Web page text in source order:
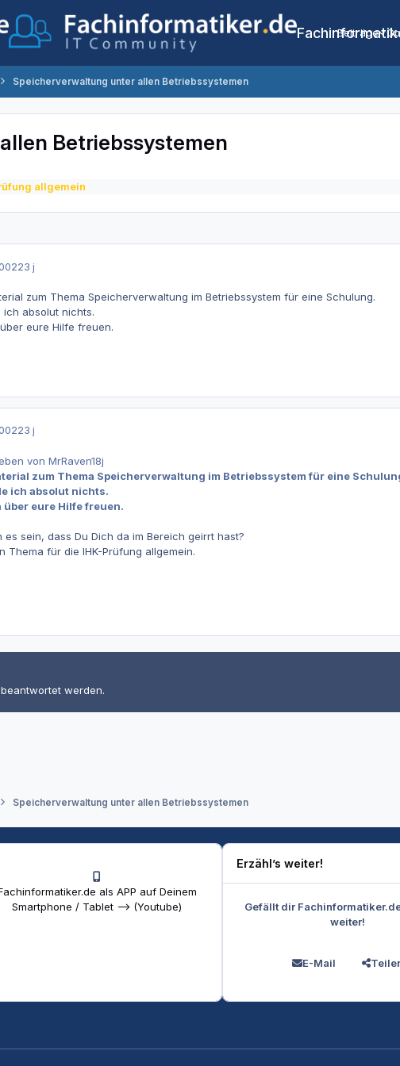
Beiträge
Speicherverwaltung unter allen Betriebssystemen
Betriebssystemen
allgemein
23 j
zum Thema Speicherverwaltung im Betriebssystem für eine Schulung.
ich absolut nichts.
eure Hilfe freuen.
23 j
von MrRaven18j
zum Thema Speicherverwaltung im Betriebssystem für eine
ich absolut nichts.
über eure Hilfe freuen.
es sein, dass Du Dich da im Bereich geirrt hast?
Thema für die IHK-Prüfung allgemein.
werden.
Speicherverwaltung unter allen Betriebssystemen
als APP auf Deinem
Smartphone / Tablet --> (Youtube)
Erzähl’s weiter!
Gefällt dir
weiter!
E-Mail